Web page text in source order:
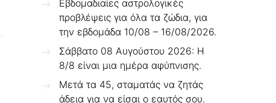
Εβδομαδιαίες αστρολογικές
προβλέψεις για όλα τα ζώδια, για
την εβδομάδα 10/08 – 16/08/2026.
Σάββατο 08 Αυγούστου 2026: Η
8/8 είναι μια ημέρα αφύπνισης.
Μετά τα 45, σταματάς να ζητάς
άδεια για να είσαι ο εαυτός σου.